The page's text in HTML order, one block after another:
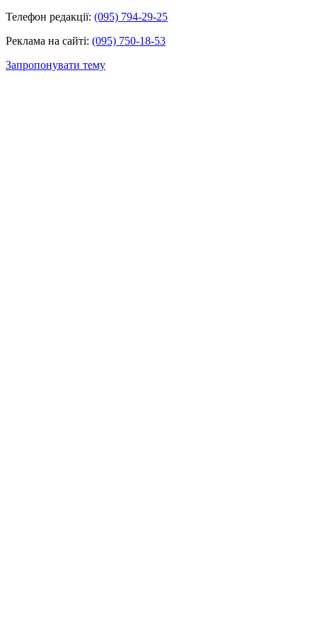
Телефон редакції: (095) 794-29-25
Реклама на сайті: (095) 750-18-53
Запропонувати тему